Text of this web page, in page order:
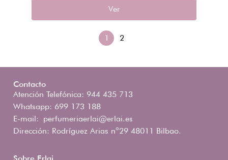
Ver
1 2
Contacto
Atención Telefónica: 944 435 713
Whatsapp: 699 173 188
E-mail: perfumeriaerlai@erlai.es
Dirección: Rodríguez Arias nº29 48011 Bilbao.